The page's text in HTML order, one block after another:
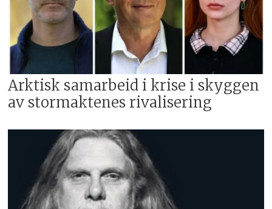
Arktisk samarbeid i krise i skyggen
av stormaktenes rivalisering